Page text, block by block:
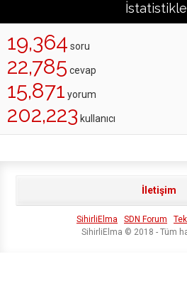
19,364 soru
22,785 cevap
15,871 yorum
202,223 kullanıcı
İletişim
SihirliElma SDN Forum
SihirliElma © 2018 - Tüm